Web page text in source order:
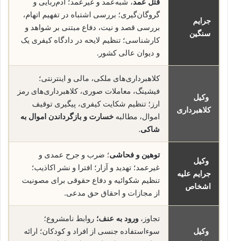
جرایم
سنگین
قتل عمد، شبه‌عمد و غیرعمد؛ آدم‌ربایی و
گروگان‌گیری؛ بررسی اشتباه در تفهیم اتهام،
بررسی قصد و نیت، دفاع مبتنی بر شواهد و
کارشناسی؛ تنظیم لایحه در دادگاه کیفری یک
و دیوان عالی کشور.
وکیل
کلاهبرداری
کلاهبرداری‌های ملکی، مالی و اینترنتی؛
فیشینگ، معاملات صوری، کلاهبرداری‌های رمز
ارز؛ تنظیم شکایت کیفری، پیگیری توقیف
اموال، مطالبه خسارت و بازگرداندن اموال به
شاکی.
وکیل
جرایم علیه
اشخاص
توهین و فحاشی؛ ضرب و جرح عمدی و
غیرعمد؛ تهدید و آزار؛ افترا و نشر اکاذیب؛
تنظیم شکوائیه و دفاع حقوقی برای مصونیت
از مجازات و احقاق حق مدعی.
وکیل
تجاوز، ورود به عنف؛ روابط نامشروع؛
سوءاستفاده جنسی از افراد و کودکان؛ ارائه